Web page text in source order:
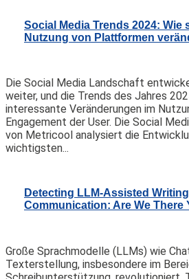
Social Media Trends 2024: Wie
Nutzung von Plattformen
Die Social Media Landschaft
weiter, und die Trends des Jahres
interessante Veränderungen im
Engagement der User. Die Social
von Metricool analysiert die
wichtigsten...
Detecting LLM-Assisted
Communication: Are We There
Große Sprachmodelle (LLMs) wie
Texterstellung, insbesondere im